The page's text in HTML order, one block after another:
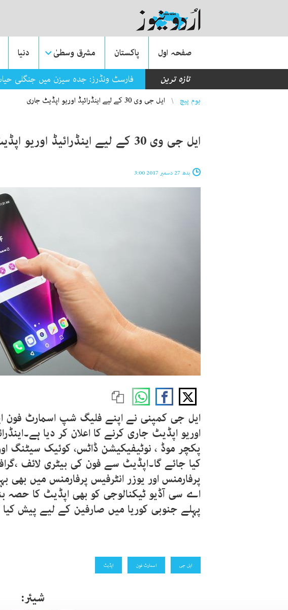
صفحہ اول پاکستان مشرق وسطیٰ دنیا
تازہ ترین
فارسٹ ونڈرز: جدہ سیزن میں جنگلی
You are here
ہوم پیچ ایل جی وی 30 کے لیے اینڈرائیڈ اوریو اپڈیٹ جاری‎
ایل جی وی 30 کے لیے اینڈرائیڈ اوریو اپڈیٹ جاری‎
بدھ 27 دسمبر 2017 3:00
اوریو اپڈیٹ جاری کرنے کا اعلان کر دیا
پکچر موڈ ، نوٹیفیکیشن ڈاٹس، کوئیک سیٹنگ
کیا جائے گا۔اپڈیٹ سے فون کی بیٹری لائف
پرفارمنس اور یوزر انٹرفیس پرفارمنس میں بھی
اے سی آڈیو ٹیکنالوجی کو بھی اپڈیٹ کا حصہ
پہلے جنوبی کوریا میں صارفین کے لیے پیش کیا
ایل جی اسمارٹ فون اپڈیٹ
شیئر: